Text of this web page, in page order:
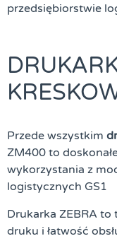
przedsiębiorstwie
Przede wszystkim
ZM400 to
wykorzystania z
logistycznych GS1
Drukarka ZEBRA to
druku i łatwość